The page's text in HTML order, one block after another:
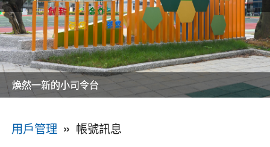
美麗的操場是我們活力的來源
美麗的操場是我們活力的來源
煥然一新的小司令台
煥然一新的小司令台
富含桃園埤塘田園風光意象的中廊
富含桃園埤塘田園風光意象的中廊
嶄新的中庭廣場
嶄新的中庭廣場
水生池生生不息
水生池生生不息
用戶管理 » 帳號訊息